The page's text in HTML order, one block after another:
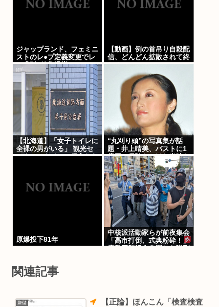
ジャップランド、フェミニ
ストのレ●プ定義変更でレ
●プ認知件数爆増www
【動画】例の首吊り自殺配
信、どんどん拡散されて終
わるwww
【北海道】「女子トイレに
全裸の男がいる」 観光セ
ンターのトイレに侵入した
“丸刈り頭”の写真集が話
題・井上晴美、バストに1
億円の保険をかけた当時を
振り返る「すごく不思議な
感覚」
原爆投下81年
中核派活動家らが前夜集会
「高市打倒、式典粉砕！」
関連記事
嫌儲